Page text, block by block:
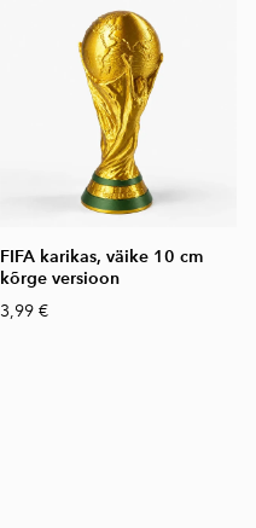
FIFA karikas, väike 10 cm
kõrge versioon
3,99 €